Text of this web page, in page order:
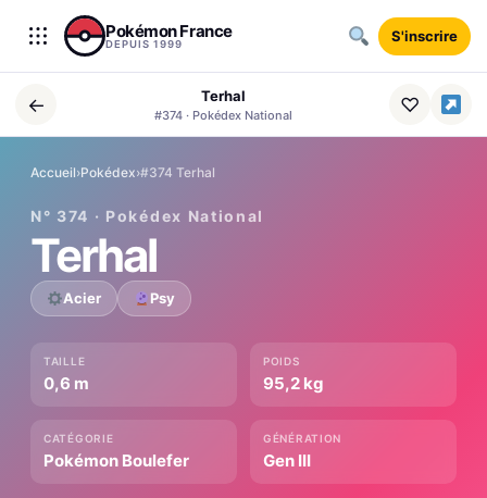
Aller au contenu
Pokémon France
DEPUIS 1999 S'inscrire
← Terhal
#374 · Pokédex National ♡
Accueil›Pokédex›#374 Terhal
N° 374 · Pokédex National
Terhal
Acier Psy
TAILLE
0,6 m
POIDS
95,2 kg
CATÉGORIE
Pokémon Boulefer
GÉNÉRATION
Gen III